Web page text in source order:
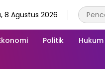
8 Agustus 2026
Politik Hukum